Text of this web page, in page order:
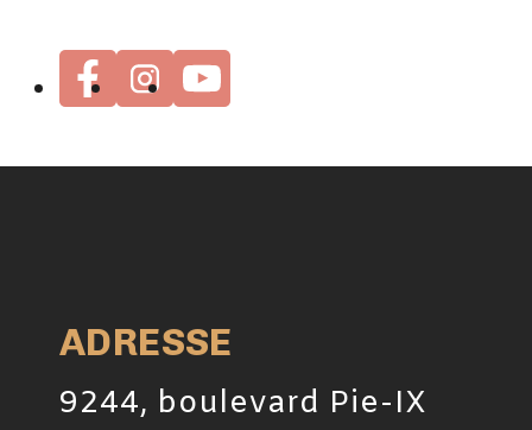
ADRESSE
9244, boulevard Pie-IX